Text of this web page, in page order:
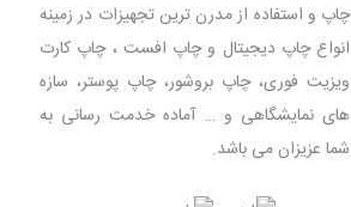
چاپ و استفاده از مدرن ترین تجهیزات در زمینه
انواع چاپ دیجیتال و چاپ افست ، چاپ کارت
ویزیت فوری، چاپ بروشور، چاپ پوستر، سازه
های نمایشگاهی و … آماده خدمت رسانی به
شما عزیزان می باشد.